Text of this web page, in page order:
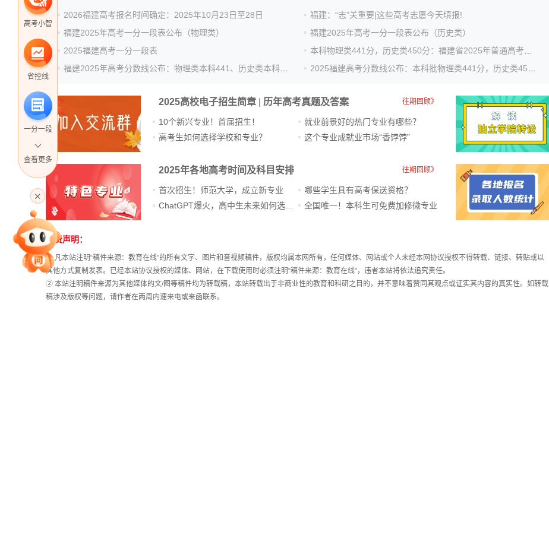
高考小智
省控线
一分一段
高考直播
专家指导课
院校排行
查看更多
2026福建高考报名时间确定：2025年10月23日至28日
福建：“志”关重要|这些高考志愿今天填报!
福建2025年高考一分一段表公布（物理类）
福建2025年高考一分一段表公布（历史类）
2025福建高考一分一段表
2025高校电子招生简章 历年高考真题及答案 往期回顾》
10个新兴专业！首届招生！
高考生如何选择学校和专业？
就业前景好的热门专业有哪些？
这个专业成就业市场“香饽饽”​
2025年各地高考时间及科目安排 往期回顾》
首次招生！师范大学，成立新专业
哪些学生具有高考保送资格？
全国唯一！本科生可免费加修微专业
站
长
统
计
免责声明：
① 凡本站注明“稿件来源：教育在线”的所有文字、图片和音视频稿件，版权均属本网所有，任何媒体、网站或个人未经本网协议授权不得转载、链接、转贴或以
其他方式复制发表。已经本站协议授权的媒体、网站，在下载使用时必须注明“稿件来源：教育在线”，违者本站将依法追究责任。
② 本站注明稿件来源为其他媒体的文/图等稿件均为转载稿，本站转载出于非商业性的教育和科研之目的，并不意味着赞同其观点或证实其内容的真实性。如转载
稿涉及版权等问题，请作者在两周内速来电或来函联系。